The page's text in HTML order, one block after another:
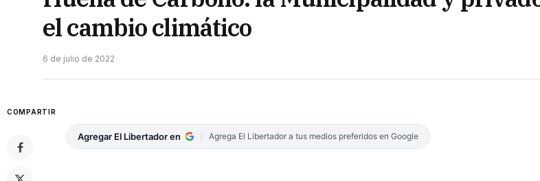
el cambio climático
6 de julio de 2022
COMPARTIR
Agregar El Libertador en Agrega El Libertador a tus medios preferidos en Google